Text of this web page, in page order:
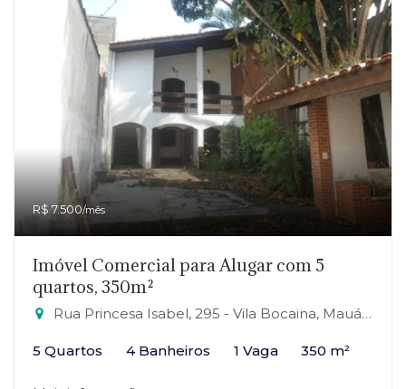
R$ 7.500/mês
Imóvel Comercial para Alugar com 5
quartos, 350m²
Rua Princesa Isabel, 295 - Vila Bocaina, Mauá-SP
5 Quartos 4 Banheiros 1 Vaga 350 m²